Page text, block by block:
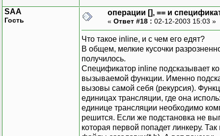
SAA
Гость
операции [], == и
« Ответ #18 : 02-12-2003 15:03 »
Что такое inline, и с чем его едят?
В общем, мелкие кусочки
получилось.
Спецификатор inline подсказывает
вызываемой функции. Именно
вызовы самой себя (рекурсия).
единицах трансляции, где она
единице трансляции необходимо
решится. Если же подстановка не
которая первой попадет линкеру.